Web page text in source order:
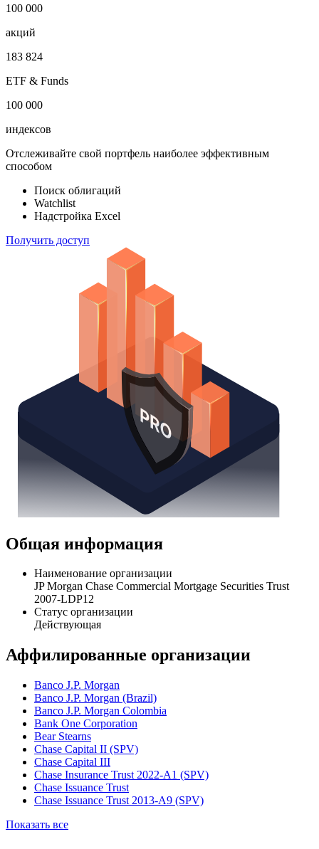
100 000
акций
183 824
ETF & Funds
100 000
индексов
Отслеживайте свой портфель наиболее эффективным
способом
Поиск облигаций
Watchlist
Надстройка Excel
Получить доступ
Общая информация
Наименование организации
JP Morgan Chase Commercial Mortgage Securities Trust
2007-LDP12
Статус организации
Действующая
Аффилированные организации
Banco J.P. Morgan
Banco J.P. Morgan (Brazil)
Banco J.P. Morgan Colombia
Bank One Corporation
Bear Stearns
Chase Capital II (SPV)
Chase Capital III
Chase Insurance Trust 2022-A1 (SPV)
Chase Issuance Trust
Chase Issuance Trust 2013-A9 (SPV)
Показать все